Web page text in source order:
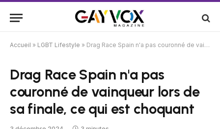
Accueil » LGBT Lifestyle » Drag Race Spain n'a pas couronné de vainqueur lors de sa finale, ce qui est choquant
Drag Race Spain n'a pas
couronné de vainqueur lors de
sa finale, ce qui est choquant